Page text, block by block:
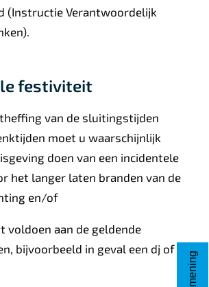
(Instructie Verantwoordelijk
festiviteit
van de sluitingstijden
moet u waarschijnlijk
doen van een incidentele
het langer laten branden van de
en/of
voldoen aan de geldende
bijvoorbeeld in geval een dj of